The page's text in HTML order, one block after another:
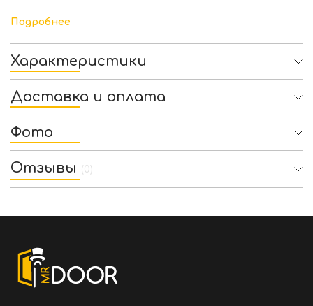
Подробнее
Характеристики
Доставка и оплата
Фото
Отзывы (0)